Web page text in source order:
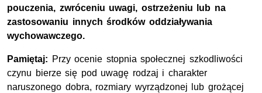
pouczenia, zwróceniu uwagi, ostrzeżeniu lub na
zastosowaniu innych środków oddziaływania
wychowawczego.
Pamiętaj: Przy ocenie stopnia społecznej szkodliwości
czynu bierze się pod uwagę rodzaj i charakter
naruszonego dobra, rozmiary wyrządzonej lub grożącej